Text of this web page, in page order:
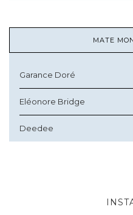
MATE
Garance Doré
Eléonore Bridge
Deedee